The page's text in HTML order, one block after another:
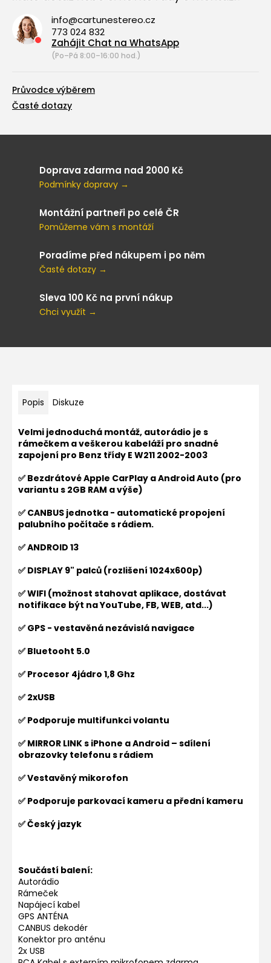
info@cartunestereo.cz
773 024 832
Zahájit Chat na WhatsApp
(Po–Pá 8:00–16:00 hod.)
Průvodce výběrem
Časté dotazy
Doprava zdarma nad 2000 Kč
Podmínky dopravy →
Montážní partneři po celé ČR
Pomůžeme vám s montáží
Poradíme před nákupem i po něm
Časté dotazy →
Sleva 100 Kč na první nákup
Chci využít →
Popis Diskuze
Velmi jednoduchá montáž, autorádio je s
rámečkem a veškerou kabeláží pro snadné
zapojení pro Benz třídy E W211 2002-2003
✅ Bezdrátové Apple CarPlay a Android Auto (pro
variantu s 2GB RAM a výše)
✅ CANBUS jednotka - automatické propojení
palubního počítače s rádiem.
✅ ANDROID 13
✅ DISPLAY 9" palců (rozlišení 1024x600p)
✅ WIFI (možnost stahovat aplikace, dostávat
notifikace být na YouTube, FB, WEB, atd...)
✅ GPS - vestavěná nezávislá navigace
✅ Bluetooht 5.0
✅ Procesor 4jádro 1,8 Ghz
✅ 2xUSB
✅ Podporuje multifunkci volantu
✅ MIRROR LINK s iPhone a Android – sdílení
obrazovky telefonu s rádiem
✅ Vestavěný mikorofon
✅ Podporuje parkovací kameru a přední kameru
✅ Český jazyk
Součástí balení:
Autorádio
Rámeček
Napájecí kabel
GPS ANTÉNA
CANBUS dekodér
Konektor pro anténu
2x USB